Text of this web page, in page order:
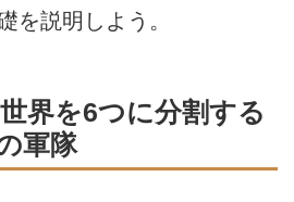
を説明しよう。
界を6つに分割する
軍隊